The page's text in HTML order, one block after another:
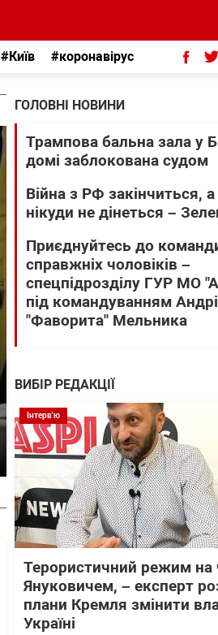
#Київ #коронавірус
ГОЛОВНІ НОВИНИ
Трампова бальна зала у
домі заблокована судом
Війна з РФ закінчиться, а
нікуди не дінеться –
Приєднуйтесь до
справжніх чоловіків –
спецпідрозділу ГУР МО
під командуванням
"Фаворита" Мельника
ВИБІР РЕДАКЦІЇ
Інтерв'ю
Терористичний режим на
Януковичем, – експерт
плани Кремля змінити
Україні